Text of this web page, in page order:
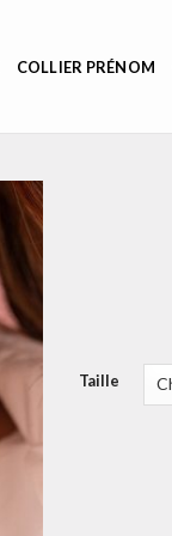
COLLIER PRÉNOM
Taille